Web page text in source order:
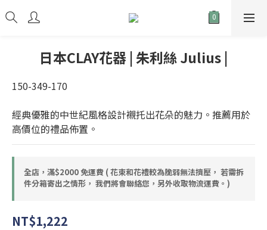
日本CLAY花器 | 朱利絲 Julius |
150-349-170
經典優雅的中世紀風格設計襯托出花朵的魅力。推薦用於
高價位的禮品佈置。
全店，滿$2000 免運費 ( 花束和花禮較為脆弱無法擠壓， 若需拆
件分箱寄出之情形， 我們將會聯絡您，另外收取物流運費。)
NT$1,222